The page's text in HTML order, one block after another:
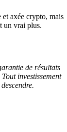
axée crypto, mais
un vrai plus.
de résultats
investissement